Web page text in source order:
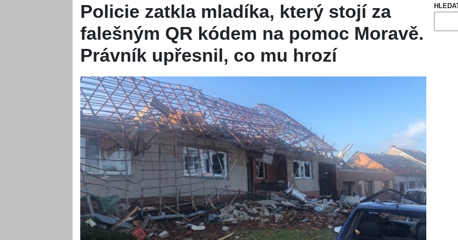
Policie zatkla mladíka, který stojí za
falešným QR kódem na pomoc Moravě.
Právník upřesnil, co mu hrozí